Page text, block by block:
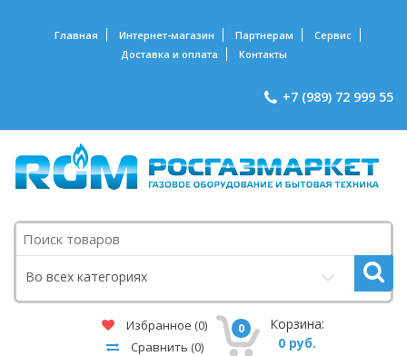
Главная Интернет-магазин Партнерам
Сервис
Доставка и оплата
Контакты
+7 (989) 72 999 55
Поиск
Во всех категориях
Избранное (0)
Сравнить (0)
0
Корзина:
0 руб.